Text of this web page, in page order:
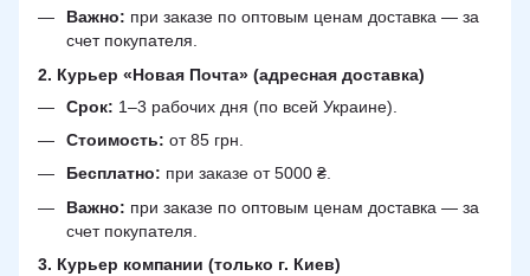
Важно: при заказе по оптовым ценам доставка — за
счет покупателя.
2. Курьер «Новая Почта» (адресная доставка)
Срок: 1–3 рабочих дня (по всей Украине).
Стоимость: от 85 грн.
Бесплатно: при заказе от 5000 ₴.
Важно: при заказе по оптовым ценам доставка — за
счет покупателя.
3. Курьер компании (только г. Киев)